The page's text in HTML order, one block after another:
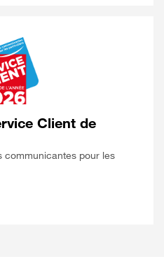
Client de
communicantes pour les